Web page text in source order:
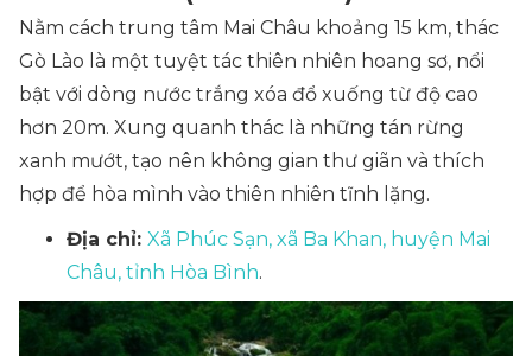
Nằm cách trung tâm Mai Châu khoảng 15 km, thác
Gò Lào là một tuyệt tác thiên nhiên hoang sơ, nổi
bật với dòng nước trắng xóa đổ xuống từ độ cao
hơn 20m. Xung quanh thác là những tán rừng
xanh mướt, tạo nên không gian thư giãn và thích
hợp để hòa mình vào thiên nhiên tĩnh lặng.
Địa chỉ: Xã Phúc Sạn, xã Ba Khan, huyện Mai
Châu, tỉnh Hòa Bình.